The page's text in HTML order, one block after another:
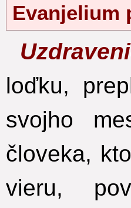
loďku,
svojho
človeka,
vieru,